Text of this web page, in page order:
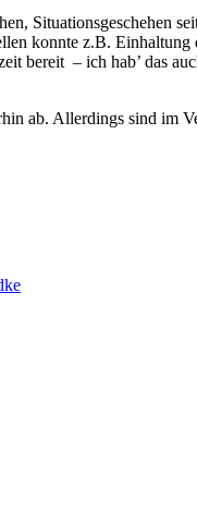
Situationsgeschehen
konnte z.B.
bereit – ich hab’ das
ab. Allerdings sind im